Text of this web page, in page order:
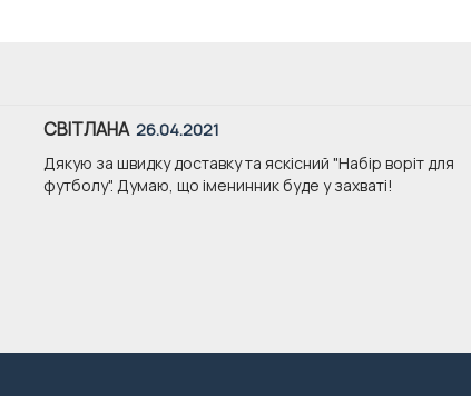
СВІТЛАНА 26.04.2021
Дякую за швидку доставку та яскісний "Набір воріт для
футболу". Думаю, що іменинник буде у захваті!